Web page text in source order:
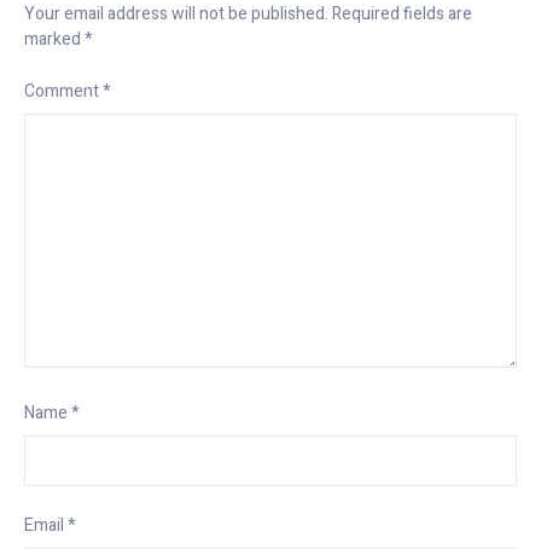
Your email address will not be published.Required fields are
marked*
Comment*
Name*
Email*